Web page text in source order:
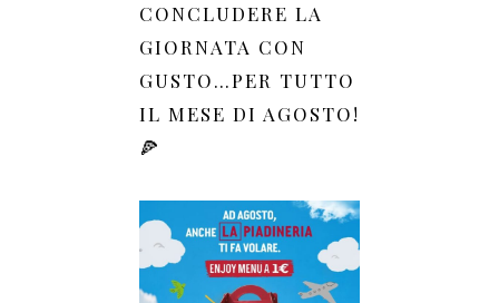
CONCLUDERE LA
GIORNATA CON
GUSTO…PER TUTTO
IL MESE DI AGOSTO!
🍕